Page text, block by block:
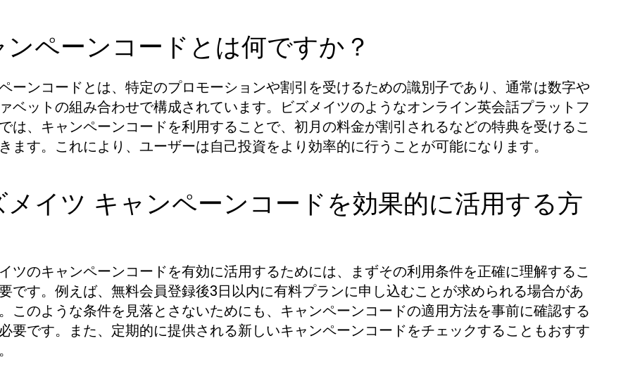
ンペーンコードとは何ですか？
ーンコードとは、特定のプロモーションや割引を受けるための識別子であり、通常は数字や
ベットの組み合わせで構成されています。ビズメイツのようなオンライン英会話プラットフ
は、キャンペーンコードを利用することで、初月の料金が割引されるなどの特典を受けるこ
ます。これにより、ユーザーは自己投資をより効率的に行うことが可能になります。
メイツ キャンペーンコードを効果的に活用する方
ツのキャンペーンコードを有効に活用するためには、まずその利用条件を正確に理解するこ
です。例えば、無料会員登録後3日以内に有料プランに申し込むことが求められる場合があ
このような条件を見落とさないためにも、キャンペーンコードの適用方法を事前に確認する
要です。また、定期的に提供される新しいキャンペーンコードをチェックすることもおすす